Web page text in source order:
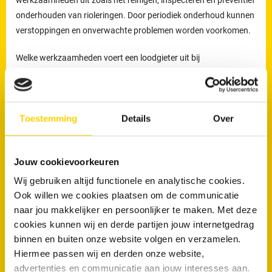
Toestemming Details Over
Jouw cookievoorkeuren
Wij gebruiken altijd functionele en analytische cookies.
Ook willen we cookies plaatsen om de communicatie
naar jou makkelijker en persoonlijker te maken. Met deze
cookies kunnen wij en derde partijen jouw internetgedrag
binnen en buiten onze website volgen en verzamelen.
Hiermee passen wij en derden onze website,
advertenties en communicatie aan jouw interesses aan.
onderhouden van rioleringen. Door periodiek onderhoud kunnen
verstoppingen en onverwachte problemen worden voorkomen.
Welke werkzaamheden voert een loodgieter uit bij
verstoppingen en lekkages, maar ook voor het reinigen,
verwijderen en verkleint de kans op terugkerende verstoppingen
en onverwachte kosten.
Loodgieters voor ontstopping van uw WC
of afvoer in Meppel
Wanneer is een loodgieter nodig bij een verstopte wc of afvoer?
Een loodgieter is nodig wanneer een toilet of afvoer niet meer